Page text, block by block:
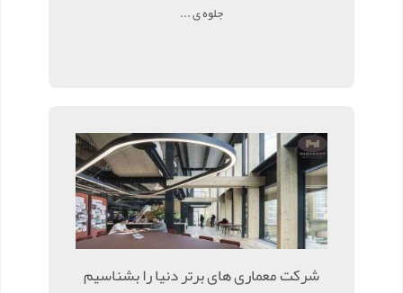
جلوه ی ...
شرکت معماری های برتر دنیا را بشناسیم